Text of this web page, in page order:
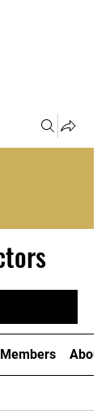
Members About